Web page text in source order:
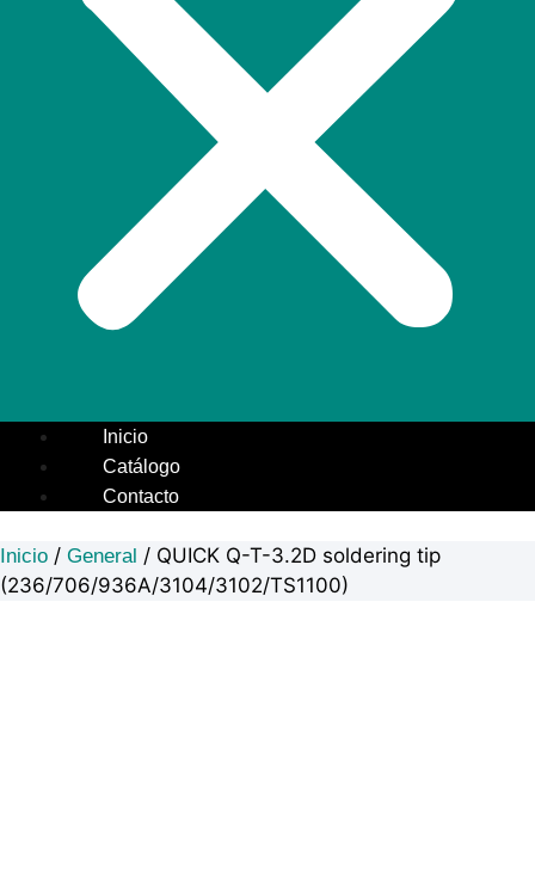
Inicio
Catálogo
Contacto
Inicio / General / QUICK Q-T-3.2D soldering tip
(236/706/936A/3104/3102/TS1100)